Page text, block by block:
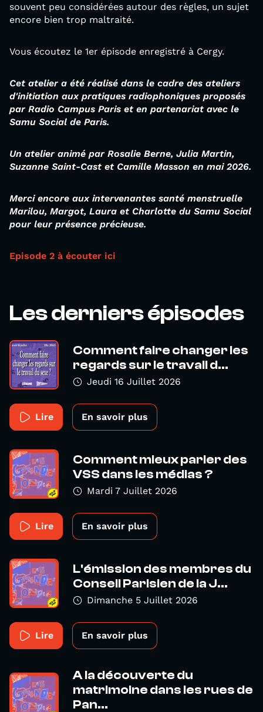
souvent peu considérées autour des règles, un sujet
encore bien trop maltraité.
Vous écoutez le 1er épisode enregistré à Cergy.
Cet atelier a été réalisé dans le cadre des ateliers
d'initiation aux pratiques radiophoniques proposés
par Radio Campus Paris et en partenariat avec le
Samu Social de Paris.
Un atelier animé par Rosalie Berne, Julia Martin,
Suzanne Saint-Cast et Camille Masson en mai 2026.
Merci encore aux intervenantes santé menstruelle
Marilou, Margot, Laura et Charlotte du Samu Social
pour leur présence précieuse.
Episode 2 à écouter ici
Les derniers épisodes
Comment faire changer les
regards sur le travail d...
Jeudi 16 Juillet 2026
Lire En savoir plus
Comment mieux parler des
VSS dans les médias ?
Mardi 7 Juillet 2026
Lire En savoir plus
L'émission des membres du
Conseil Parisien de la J...
Dimanche 5 Juillet 2026
Lire En savoir plus
A la découverte du
matrimoine dans les rues de
Pan...